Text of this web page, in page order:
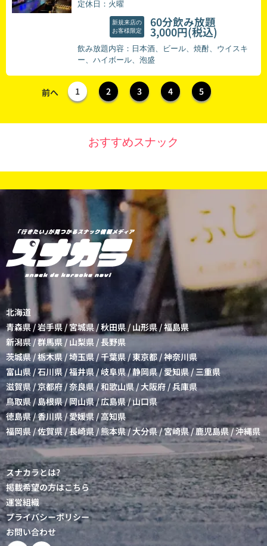
定休日：火曜
新規来店の
お客様限定
60分飲み放題
3,000円(税込)
飲み放題内容：日本酒、ビール、焼酎、ウイスキ
ー、ハイボール、泡盛
前へ 1 2 3 4 5
おすすめスナック
北海道
青森県/岩手県/宮城県/秋田県 / 山形県/福島県
新潟県/群馬県 / 山梨県 /長野県
茨城県 /栃木県/埼玉県/千葉県/東京都 /神奈川県
富山県 /石川県 /福井県/岐阜県/静岡県/愛知県/三重県
滋賀県/京都府/奈良県 /和歌山県/大阪府 /兵庫県
鳥取県 / 島根県/岡山県/広島県/山口県
徳島県/香川県/愛媛県 /高知県
福岡県 /佐賀県 /長崎県/熊本県/大分県/宮崎県/鹿児島県/沖縄県
スナカラとは?
掲載希望の方はこちら
運営組織
プライバシーポリシー
お問い合わせ